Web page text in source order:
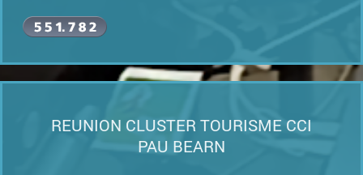
REUNION CLUSTER TOURISME CCI
PAU BEARN